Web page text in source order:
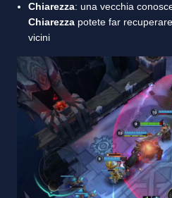
Chiarezza: una vecchia
Chiarezza potete far
vicini